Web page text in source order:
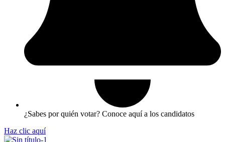
¿Sabes por quién votar? Conoce aquí a los candidatos
Haz clic aquí